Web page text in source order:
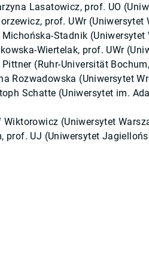
Lasatowicz, prof. UO
prof. UWr (Uniwersytet
Stadnik (Uniwersytet
Wiertelak, prof. UWr
(Ruhr-Universität
Rozwadowska (Uniwersytet
Schatte (Uniwersytet im.
(Uniwersytet
prof. UJ (Uniwersytet